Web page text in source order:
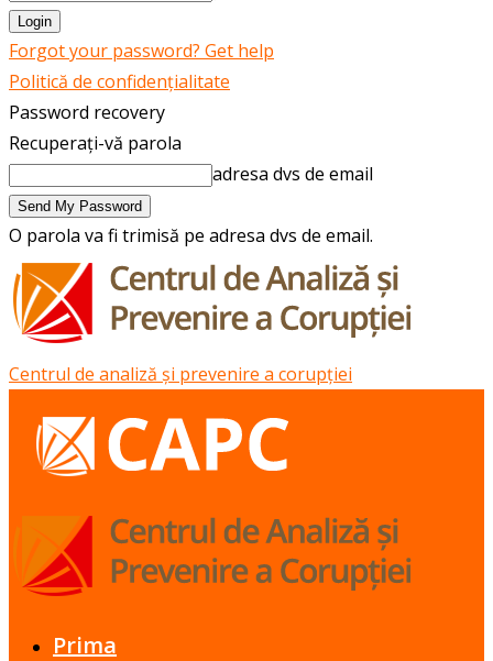
Forgot your password? Get help
Politică de confidențialitate
Password recovery
Recuperați-vă parola
adresa dvs de email
O parola va fi trimisă pe adresa dvs de email.
Centrul de analiză și prevenire a corupției
Prima